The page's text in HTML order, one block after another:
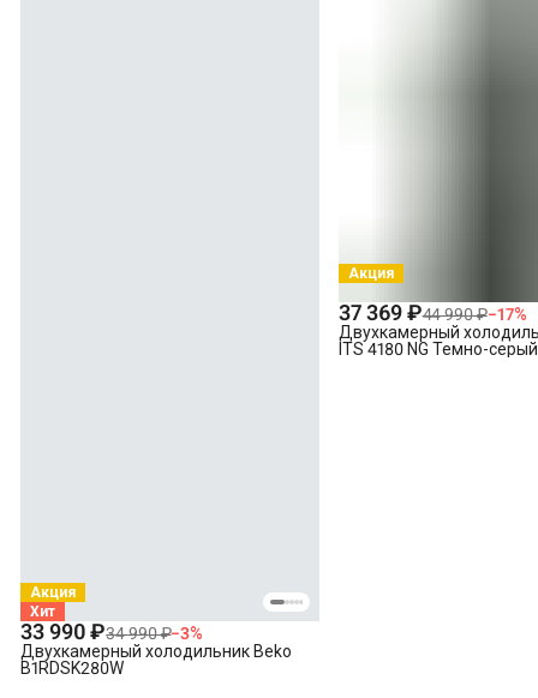
Акция
Хит
33 990 ₽34 990 ₽−3%
Двухкамерный холодильник Beko
B1RDSK280W
Акция
37 369 ₽44 990 ₽−17%
Двухкамерный
ITS 4180 NG Темно-серый